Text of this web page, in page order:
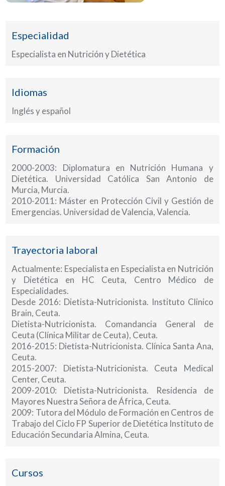
Especialidad
Especialista en Nutrición y Dietética
Idiomas
Inglés y español
Formación
2000-2003: Diplomatura en Nutrición Humana y
Dietética. Universidad Católica San Antonio de
Murcia, Murcia.
2010-2011: Máster en Protección Civil y Gestión de
Emergencias. Universidad de Valencia, Valencia.
Trayectoria laboral
Actualmente: Especialista en Especialista en Nutrición
y Dietética en HC Ceuta, Centro Médico de
Especialidades.
Desde 2016: Dietista-Nutricionista. Instituto Clinico
Brain, Ceuta.
Dietista-Nutricionista. Comandancia General de
Ceuta (Clínica Militar de Ceuta), Ceuta.
2016-2015: Dietista-Nutricionista. Clínica Santa Ana,
Ceuta.
2015-2007: Dietista-Nutricionista. Ceuta Medical
Center, Ceuta.
2009-2010: Dietista-Nutricionista. Residencia de
Mayores Nuestra Señora de África, Ceuta.
2009: Tutora del Módulo de Formación en Centros de
Trabajo del Ciclo FP Superior de Dietética Instituto de
Educación Secundaria Almina, Ceuta.
Cursos